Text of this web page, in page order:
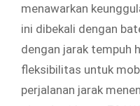
menawarkan
ini dibekali dengan
dengan jarak tempuh
fleksibilitas untuk
perjalanan jarak